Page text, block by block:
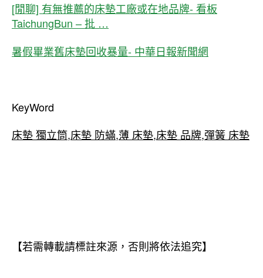
[閒聊] 有無推薦的床墊工廠或在地品牌- 看板
TaichungBun – 批 …
暑假畢業舊床墊回收暴量- 中華日報新聞網
KeyWord
床墊 獨立筒,床墊 防蟎,薄 床墊,床墊 品牌,彈簧 床墊
【若需轉載請標註來源，否則將依法追究】